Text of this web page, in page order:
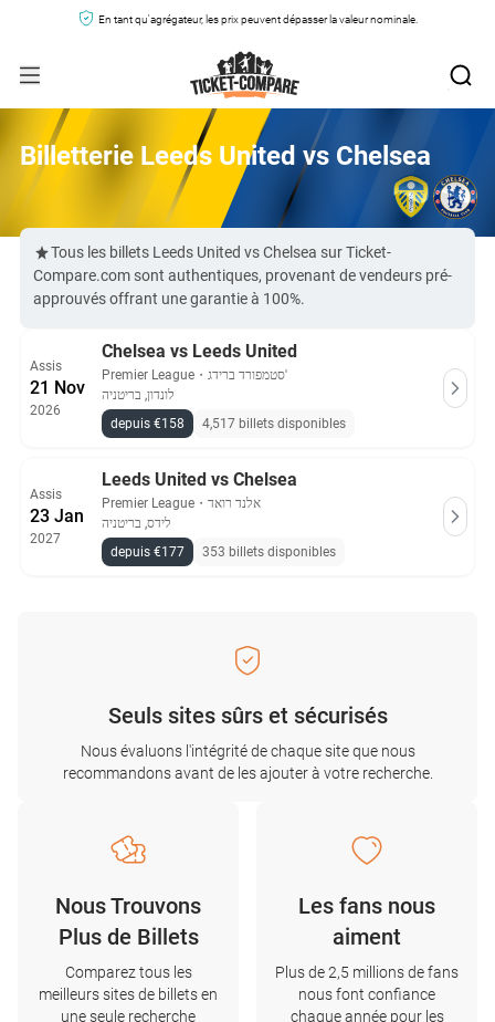
En tant qu'agrégateur, les prix peuvent dépasser la valeur nominale.
Billetterie Leeds United vs Chelsea
Tous les billets Leeds United vs Chelsea sur Ticket-
Compare.com sont authentiques, provenant de vendeurs pré-
approuvés offrant une garantie à 100%.
Assis
21 Nov
2026
Chelsea vs Leeds United
Premier League ・
סטמפורד ברידג'
לונדון, בריטניה
depuis €158
4,517 billets disponibles
Assis
23 Jan
2027
Leeds United vs Chelsea
Premier League ・ אלנד רואד
לידס, בריטניה
depuis €177
353 billets disponibles
Seuls sites sûrs et sécurisés
Nous évaluons l'intégrité de chaque site que nous
recommandons avant de les ajouter à votre recherche.
Nous Trouvons
Plus de Billets
Comparez tous les
meilleurs sites de billets en
une seule recherche
Les fans nous
aiment
Plus de 2,5 millions de fans
nous font confiance
chaque année pour les